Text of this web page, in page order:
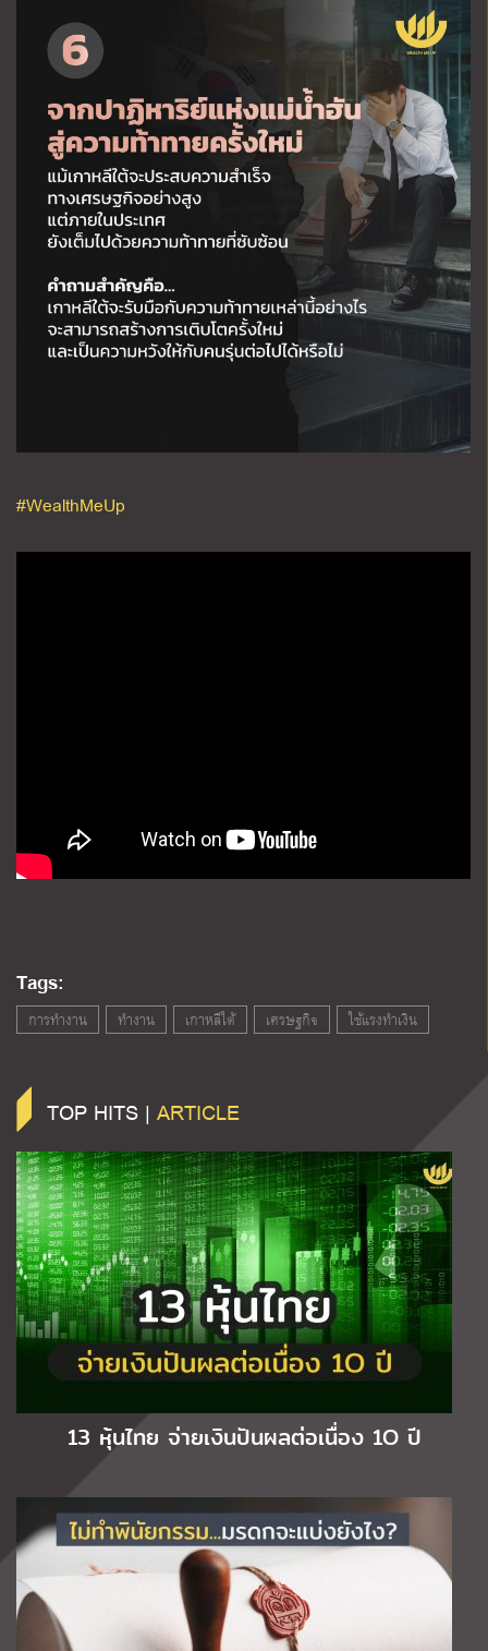
#WealthMeUp
Tags:
การทำงาน ทำงาน เกาหลีใต้ เศรษฐกิจ ใช้แรงทำเงิน
TOP HITS | ARTICLE
13 หุ้นไทย จ่ายเงินปันผลต่อเนื่อง 1O ปี